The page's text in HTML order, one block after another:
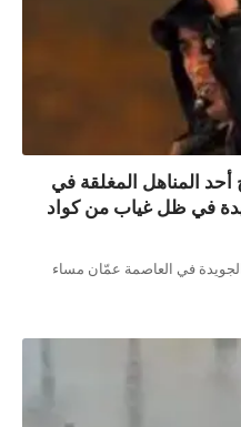
المغلقة في
غياب من كواد
عمّان مساء